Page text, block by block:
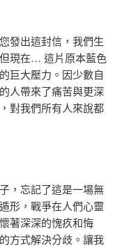
發出這封信，我們生
現在… 這片原本藍色
巨大壓力。因少數自
人帶來了痛苦與更深
對我們所有人來說都
，忘記了這是一場無
形，戰爭在人們心靈
著深深的愧疚和悔
方式解決分歧。讓我